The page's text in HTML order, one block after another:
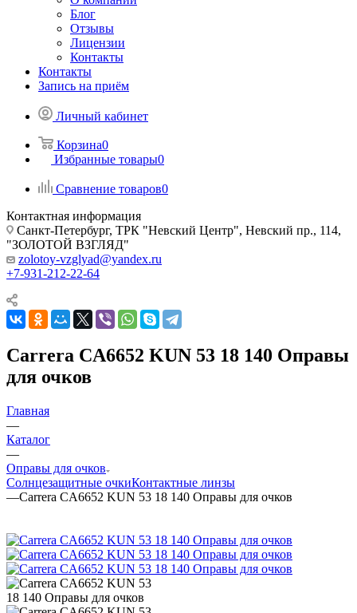
Блог
Отзывы
Лицензии
Контакты
Контакты
Запись на приём
Личный кабинет
Корзина0
Избранные товары0
Сравнение товаров0
Контактная информация
Санкт-Петербург, ТРК "Невский Центр", Невский пр., 114,
"ЗОЛОТОЙ ВЗГЛЯД"
zolotoy-vzglyad@yandex.ru
+7-931-212-22-64
Carrera CA6652 KUN 53 18 140 Оправы
для очков
Главная
—
Каталог
—
Оправы для очков
Солнцезащитные очкиКонтактные линзы
—Carrera CA6652 KUN 53 18 140 Оправы для очков